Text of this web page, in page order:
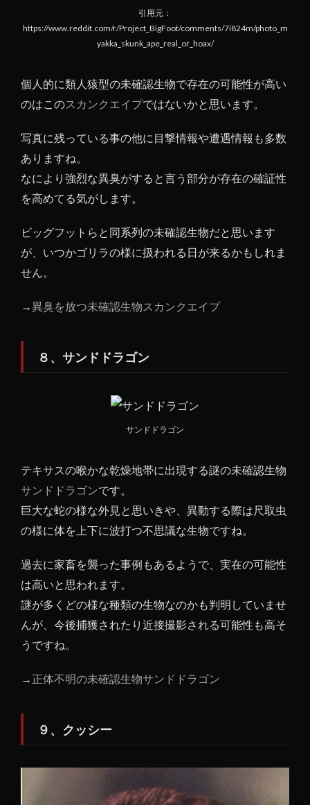
引用元：
https://www.reddit.com/r/Project_BigFoot/comments/7i824m/photo_m
yakka_skunk_ape_real_or_hoax/
個人的に類人猿型の未確認生物で存在の可能性が高い
のはこのスカンクエイプではないかと思います。
写真に残っている事の他に目撃情報や遭遇情報も多数
ありますね。
なにより強烈な異臭がすると言う部分が存在の確証性
を高めてる気がします。
ビッグフットらと同系列の未確認生物だと思います
が、いつかゴリラの様に扱われる日が来るかもしれま
せん。
→異臭を放つ未確認生物スカンクエイプ
８、サンドドラゴン
サンドドラゴン
テキサスの喉かな乾燥地帯に出現する謎の未確認生物
サンドドラゴンです。
巨大な蛇の様な外見と思いきや、異動する際は尺取虫
の様に体を上下に波打つ不思議な生物ですね。
過去に家畜を襲った事例もあるようで、実在の可能性
は高いと思われます。
謎が多くどの様な種類の生物なのかも判明していませ
んが、今後捕獲されたり近接撮影される可能性も高そ
うですね。
→ 正体不明の未確認生物サンドドラゴン
９、クッシー